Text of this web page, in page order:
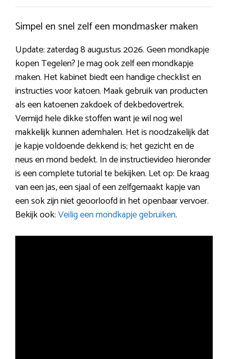
Simpel en snel zelf een mondmasker maken
Update: zaterdag 8 augustus 2026. Geen mondkapje
kopen Tegelen? Je mag ook zelf een mondkapje
maken. Het kabinet biedt een handige checklist en
instructies voor katoen. Maak gebruik van producten
als een katoenen zakdoek of dekbedovertrek.
Vermijd hele dikke stoffen want je wil nog wel
makkelijk kunnen ademhalen. Het is noodzakelijk dat
je kapje voldoende dekkend is; het gezicht en de
neus en mond bedekt. In de instructievideo hieronder
is een complete tutorial te bekijken. Let op: De kraag
van een jas, een sjaal of een zelfgemaakt kapje van
een sok zijn niet geoorloofd in het openbaar vervoer.
Bekijk ook:Veilig een mondkapje gebruiken.